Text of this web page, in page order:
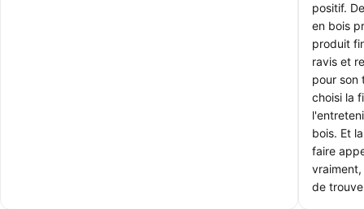
positif.
en bois
produit
ravis et
pour son
choisi la
bois. Et
faire
de